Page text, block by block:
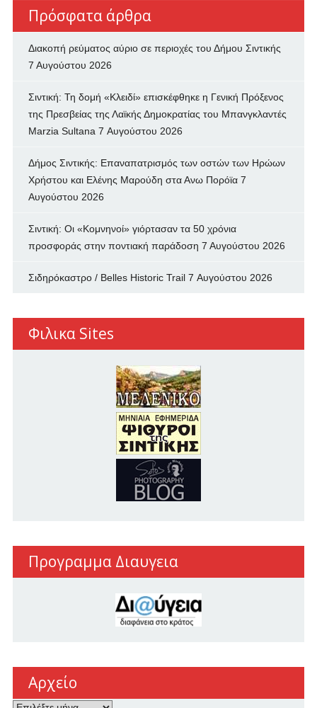
Πρόσφατα άρθρα
Διακοπή ρεύματος αύριο σε περιοχές του Δήμου Σιντικής
7 Αυγούστου 2026
Σιντική: Τη δομή «Κλειδί» επισκέφθηκε η Γενική Πρόξενος
της Πρεσβείας της Λαϊκής Δημοκρατίας του Μπανγκλαντές
Marzia Sultana 7 Αυγούστου 2026
Δήμος Σιντικής: Επαναπατρισμός των oστών των Ηρώων
Χρήστου και Ελένης Μαρούδη στα Ανω Πορόϊα 7
Αυγούστου 2026
Σιντική: Οι «Κομνηνοί» γιόρτασαν τα 50 χρόνια
προσφοράς στην ποντιακή παράδοση 7 Αυγούστου 2026
Σιδηρόκαστρο / Belles Historic Trail 7 Αυγούστου 2026
Φιλικα Sites
Προγραμμα Διαυγεια
Αρχείο